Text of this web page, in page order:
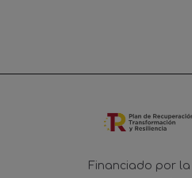
Financiado por la